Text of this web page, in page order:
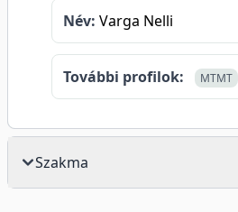
Név: Varga Nelli
További profilok: MTMT
Szakma